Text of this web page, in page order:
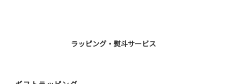
ラッピング・熨斗サービス